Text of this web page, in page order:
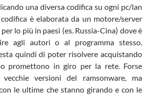
una diversa codifica su ogni pc/lan
codifica è elaborata da un motore/server
lo più in paesi (es. Russia-Cina) dove è
agli autori o al programma stesso.
quindi di poter risolvere acquistando
promettono in giro per la rete. Forse
versioni del ramsonware, ma
le ultime che stanno girando e con le